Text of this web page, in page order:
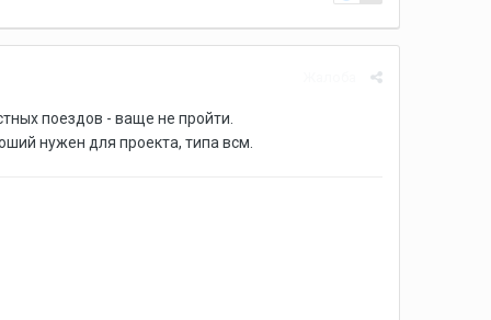
поездов - ваще не пройти.
нужен для проекта, типа всм.